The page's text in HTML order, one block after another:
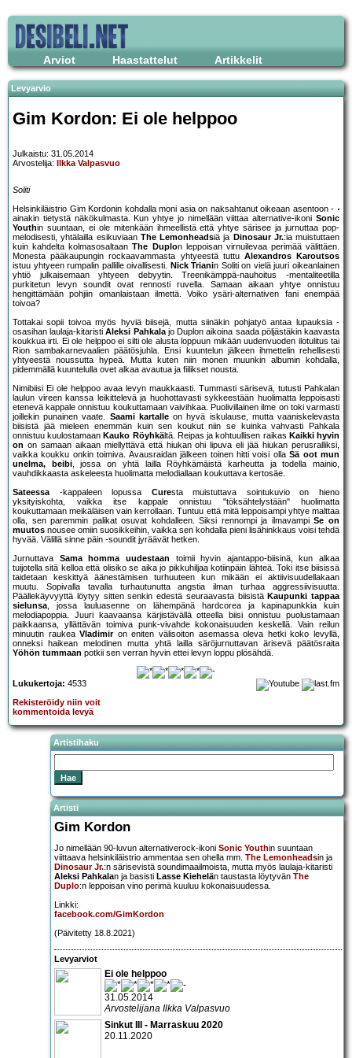
Arviot Haastattelut Artikkelit
Levyarvio
Gim Kordon: Ei ole helppoo
Julkaistu: 31.05.2014
Arvostelija:
Ilkka Valpasvuo
Soliti
Helsinkiläistrio Gim Kordonin kohdalla moni asia on naksahtanut oikeaan asentoon -
ainakin tietystä näkökulmasta. Kun yhtye jo nimellään viittaa alternative-ikoni Sonic
Youthin suuntaan, ei ole mitenkään ihmeellistä että yhtye särisee ja jurnuttaa pop-
melodisesti, yhtälailla esikuviaan The Lemonheadsiä ja Dinosaur Jr.:ia muistuttaen
kuin kahdelta kolmasosaltaanThe Duplon leppoisan virnuilevaa perimää välittäen.
Monesta pääkaupungin rockaavammasta yhtyeestä tuttu Alexandros Karoutsos
istuu yhtyeen rumpalin pallille oivallisesti. Nick Trianin Soliti on vielä juuri oikeanlainen
yhtiö julkaisemaan yhtyeen debyytin. Treenikämppä-nauhoitus -mentaliteetilla
purkitetun levyn soundit ovat rennosti ruvella. Samaan aikaan yhtye onnistuu
hengittämään pohjiin omanlaistaan ilmettä. Voiko ysäri-alternativen fani enempää
toivoa?
Tottakai sopii toivoa myös hyviä biisejä, mutta siinäkin pohjatyö antaa lupauksia -
osasihan laulaja-kitaristiAleksi Pahkalajo Duplon aikoina saada pöljästäkin kaavasta
koukkua irti. Ei ole helppoo ei silti ole alusta loppuun mikään uudenvuoden ilotulitus tai
Rion sambakarnevaalien päätösjuhla. Ensi kuuntelun jälkeen ihmettelin rehellisesti
yhtyeestä noussutta hypeä. Mutta kuten niin monen muunkin albumin kohdalla,
pidemmällä kuuntelulla ovet alkaa avautua ja fiilikset nousta.
Nimibiisi Ei ole helppoo avaa levyn maukkaasti. Tummasti särisevä, tutusti Pahkalan
laulun vireen kanssa leikittelevä ja huohottavasti sykkeestään huolimatta leppoisasti
etenevä kappale onnistuu koukuttamaan vaivihkaa. Puolivillainen ilme on toki varmasti
joillekin punainen vaate. Saami kartalleon hyvä iskulause, mutta vaaniskelevasta
biisistä jää mieleen enemmän kuin sen koukut niin se kuinka vahvasti Pahkala
onnistuu kuulostamaan Kauko Röyhkältä. Reipas ja kohtuullisen raikas Kaikki hyvin
on on samaan aikaan miellyttävä että hiukan ohi lipuva eli jää hiukan perusralliksi,
vaikka koukku onkin toimiva. Avausraidan jälkeen toinen hitti voisi ollaSä oot mun
unelma, beibi, jossa on yhtä lailla Röyhkämäistä karheutta ja todella mainio,
vauhdikkaasta askeleesta huolimatta melodiallaan koukuttava kertosäe.
Sateessa-kappaleen lopussa Curesta muistuttava sointukuvio on hieno
yksityiskohta, vaikka itse kappale onnistuu "töksähtelystään" huolimatta
koukuttamaan meikäläisen vain kerrollaan. Tuntuu että mitä leppoisampi yhtye malttaa
olla, sen paremmin palikat osuvat kohdalleen. Siksi rennompi ja ilmavampiSe on
muutos nousee omiin suosikkeihin, vaikka sen kohdalla pieni lisähinkkaus voisi tehdä
hyvää. Välillä sinne päin -soundit jyräävät hetken.
Jurnuttava Sama homma uudestaan toimii hyvin ajantappo-biisinä, kun alkaa
tuijotella sitä kelloa että olisiko se aika jo pikkuhiljaa kotiinpäin lähteä. Toki itse biisissä
taidetaan keskittyä äänestämisen turhuuteen kun mikään ei aktiivisuudellakaan
muutu. Sopivalla tavalla turhautunutta angstia ilman turhaa aggressiivisuutta.
Päällekäyvyyttä löytyy sitten senkin edestä seuraavasta biisistä Kaupunki tappaa
sielunsa, jossa lauluasenne on lähempänä hardcorea ja kapinapunkkia kuin
melodiapoppia. Juuri kaavaansa kärjistävällä otteella biisi onnistuu puolustamaan
paikkaansa, yllättävän toimiva punk-vivahde kokonaisuuden keskellä. Vain reilun
minuutin raukeaVladimiron eniten välisoiton asemassa oleva hetki koko levyllä,
onneksi haikean melodinen mutta yhtä lailla säröjurnuttavan ärisevä päätösraita
Yöhön tummaan potkii sen verran hyvin ettei levyn loppu plösähdä.
Lukukertoja: 4533
Rekisteröidy niin voit
kommentoida levyä
Artistihaku
Artisti
Gim Kordon
Jo nimellään 90-luvun alternativerock-ikoni Sonic Youthin suuntaan
viittaava helsinkiläistrio ammentaa sen ohella mm. The Lemonheadsin ja
Dinosaur Jr.:n särisevistä soundimaailmoista, mutta myös laulaja-kitaristi
Aleksi Pahkalan ja basisti Lasse Kiehelän taustasta löytyvän The
Duplo:n leppoisan vino perimä kuuluu kokonaisuudessa.
Linkki:
facebook.com/GimKordon
(Päivitetty 18.8.2021)
Levyarviot
Ei ole helppoo
31.05.2014
Arvostelijana Ilkka Valpasvuo
Sinkut III - Marraskuu 2020
20.11.2020